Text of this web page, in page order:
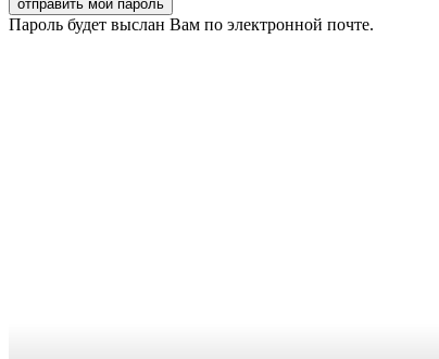
Пароль будет выслан Вам по электронной почте.